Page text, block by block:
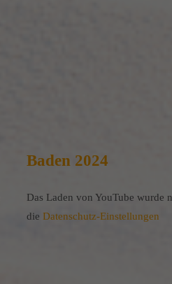
Baden 2024
Das Laden von YouTube wurde
die Datenschutz-Einstellungen